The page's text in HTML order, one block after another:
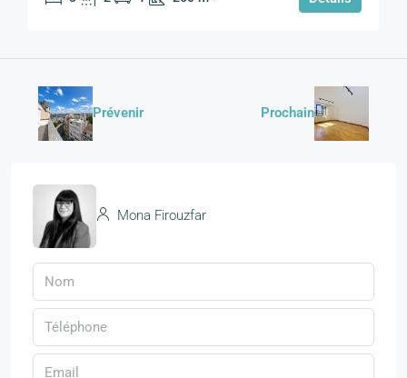
Prévenir Prochain
Mona Firouzfar